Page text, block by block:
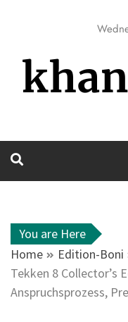
You are Here
Home
Edition-Boni
Tekken 8 Collector’s
Anspruchsprozess,